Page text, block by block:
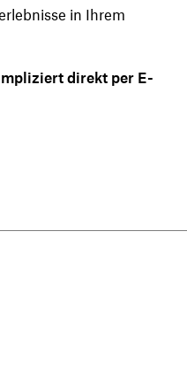
in Ihrem
direkt per E-